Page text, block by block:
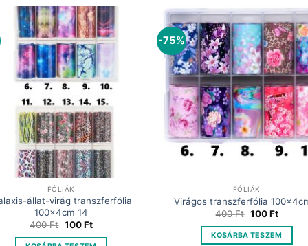
FÓLIÁK
állat-virág transzferfólia
100x4cm 14
400Ft Original
was:
100FtCurrent
is:
-75%
FÓLIÁK
Virágos transzferfólia
400Ft Original
was:
400 Ft.
100Ft
is:
100 Ft.
KOSÁRBA TESZEM